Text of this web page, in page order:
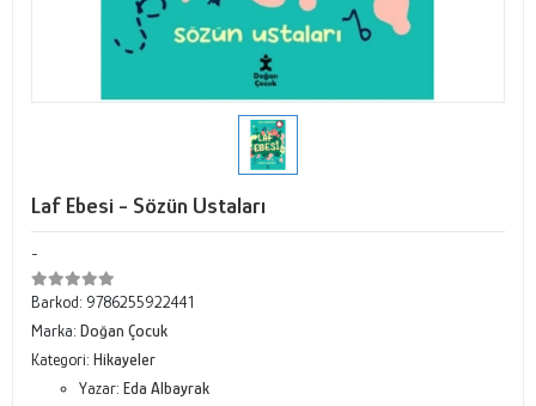
Laf Ebesi - Sözün Ustaları
-
Barkod: 9786255922441
Marka: Doğan Çocuk
Kategori: Hikayeler
Yazar: Eda Albayrak